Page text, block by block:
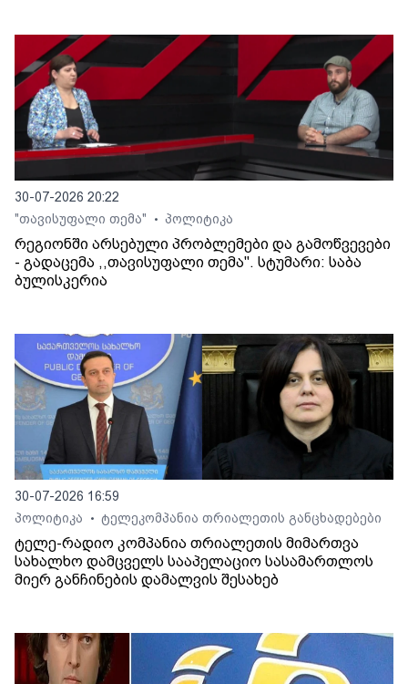
30-07-2026 20:22
"თავისუფალი თემა"
• პოლიტიკა
რეგიონში არსებული პრობლემები და გამოწვევები
- გადაცემა ,,თავისუფალი თემა". სტუმარი: საბა
ბულისკერია
30-07-2026 16:59
პოლიტიკა
• ტელეკომპანია თრიალეთის განცხადებები
ტელე-რადიო კომპანია თრიალეთის მიმართვა
სახალხო დამცველს სააპელაციო სასამართლოს
მიერ განჩინების დამალვის შესახებ